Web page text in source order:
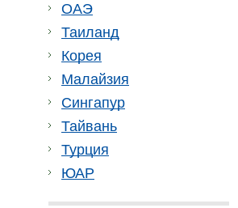
ОАЭ
Таиланд
Корея
Малайзия
Сингапур
Тайвань
Турция
ЮАР